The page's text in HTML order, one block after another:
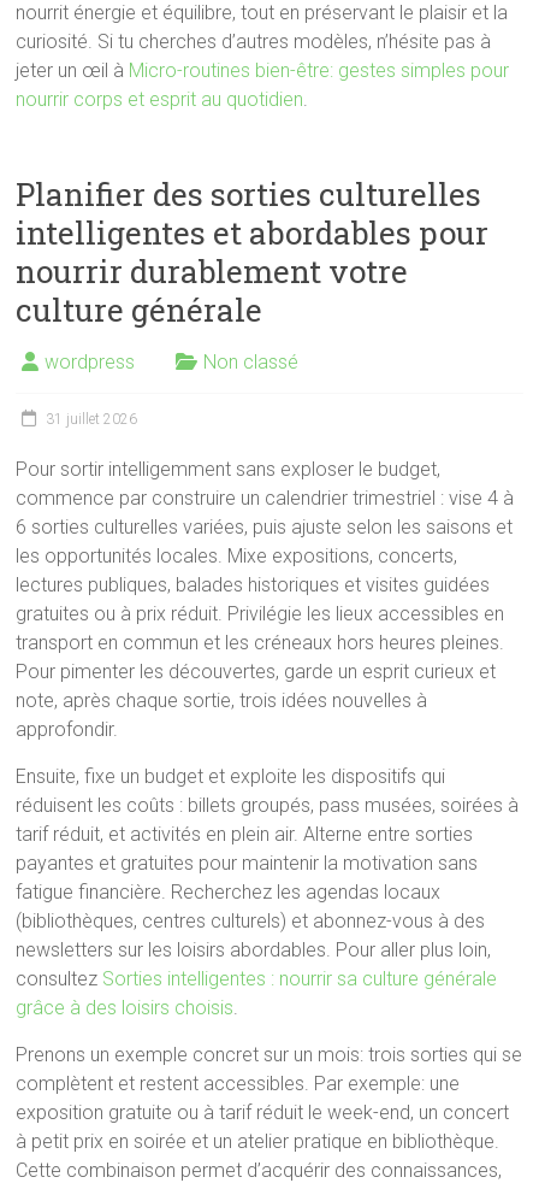
nourrit énergie et équilibre, tout en préservant le plaisir et la
curiosité. Si tu cherches d’autres modèles, n’hésite pas à
jeter un œil à Micro-routines bien-être: gestes simples pour
nourrir corps et esprit au quotidien.
Planifier des sorties culturelles
intelligentes et abordables pour
nourrir durablement votre
culture générale
wordpress Non classé
31 juillet 2026
Pour sortir intelligemment sans exploser le budget,
commence par construire un calendrier trimestriel : vise 4 à
6 sorties culturelles variées, puis ajuste selon les saisons et
les opportunités locales. Mixe expositions, concerts,
lectures publiques, balades historiques et visites guidées
gratuites ou à prix réduit. Privilégie les lieux accessibles en
transport en commun et les créneaux hors heures pleines.
Pour pimenter les découvertes, garde un esprit curieux et
note, après chaque sortie, trois idées nouvelles à
approfondir.
Ensuite, fixe un budget et exploite les dispositifs qui
réduisent les coûts : billets groupés, pass musées, soirées à
tarif réduit, et activités en plein air. Alterne entre sorties
payantes et gratuites pour maintenir la motivation sans
fatigue financière. Recherchez les agendas locaux
(bibliothèques, centres culturels) et abonnez-vous à des
newsletters sur les loisirs abordables. Pour aller plus loin,
consultez Sorties intelligentes : nourrir sa culture générale
grâce à des loisirs choisis.
Prenons un exemple concret sur un mois: trois sorties qui se
complètent et restent accessibles. Par exemple: une
exposition gratuite ou à tarif réduit le week-end, un concert
à petit prix en soirée et un atelier pratique en bibliothèque.
Cette combinaison permet d’acquérir des connaissances,